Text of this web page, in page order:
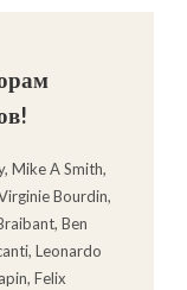
Mike A Smith,
Bourdin,
Ben
Leonardo
Felix